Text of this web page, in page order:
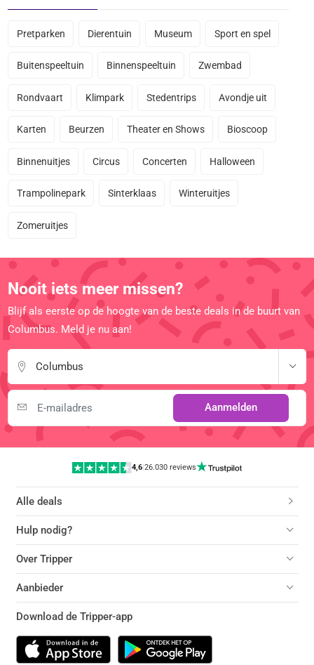
Pretparken Dierentuin Museum Sport en spel
Buitenspeeltuin Binnenspeeltuin Zwembad
Rondvaart Klimpark Stedentrips Avondje uit
Karten Beurzen Theater en Shows Bioscoop
Binnenuitjes Circus Concerten Halloween
Trampolinepark Sinterklaas Winteruitjes
Zomeruitjes
Nooit iets meer missen?
Blijf als eerste op de hoogte van de beste deals in de buurt van
Columbus. Meld je nu aan!
Columbus
Aanmelden
4,6|26.030 reviews
Alle deals
Hulp nodig?
Over Tripper
Aanbieder
Download de Tripper-app